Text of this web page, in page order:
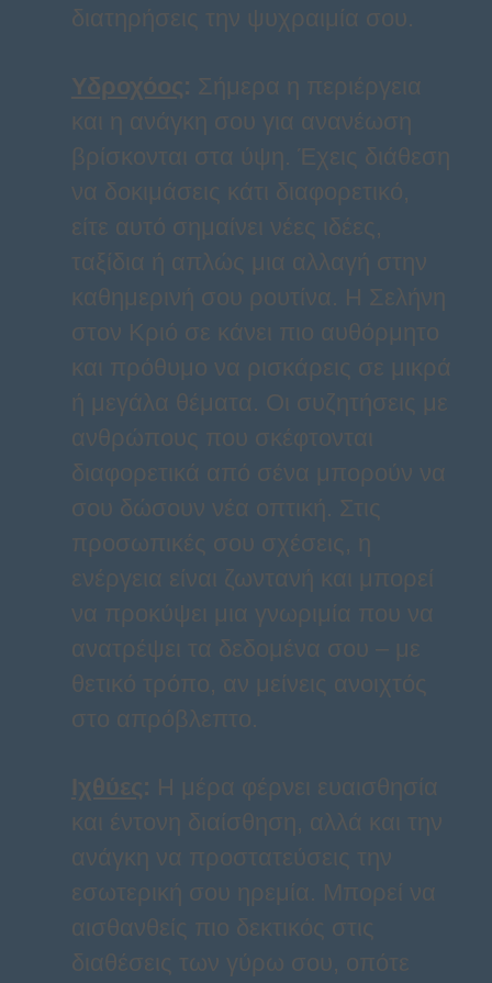
διατηρήσεις την ψυχραιμία σου.
Υδροχόος: Σήμερα η περιέργεια
και η ανάγκη σου για ανανέωση
βρίσκονται στα ύψη. Έχεις διάθεση
να δοκιμάσεις κάτι διαφορετικό,
είτε αυτό σημαίνει νέες ιδέες,
ταξίδια ή απλώς μια αλλαγή στην
καθημερινή σου ρουτίνα. Η Σελήνη
στον Κριό σε κάνει πιο αυθόρμητο
και πρόθυμο να ρισκάρεις σε μικρά
ή μεγάλα θέματα. Οι συζητήσεις με
ανθρώπους που σκέφτονται
διαφορετικά από σένα μπορούν να
σου δώσουν νέα οπτική. Στις
προσωπικές σου σχέσεις, η
ενέργεια είναι ζωντανή και μπορεί
να προκύψει μια γνωριμία που να
ανατρέψει τα δεδομένα σου – με
θετικό τρόπο, αν μείνεις ανοιχτός
στο απρόβλεπτο.
Ιχθύες: Η μέρα φέρνει ευαισθησία
και έντονη διαίσθηση, αλλά και την
ανάγκη να προστατεύσεις την
εσωτερική σου ηρεμία. Μπορεί να
αισθανθείς πιο δεκτικός στις
διαθέσεις των γύρω σου, οπότε